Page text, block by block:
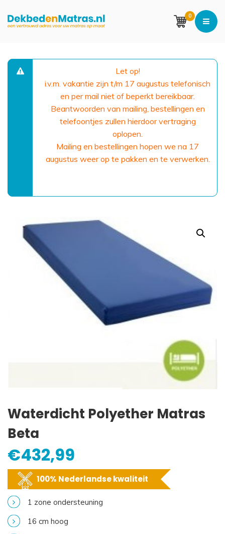
0
Let op!
i.v.m. vakantie zijn t/m 17 augustus telefonisch
en per mail niet of beperkt bereikbaar.
Beantwoorden van mailing, bestellingen en
telefoontjes zullen hierdoor vertraging
oplopen.
Mailing en bestellingen hopen we na 17
augustus weer op te pakken en te verwerken.
Waterdicht Polyether Matras
Beta
€432,99
100% Nederlandse kwaliteit
1 zone ondersteuning
16 cm hoog